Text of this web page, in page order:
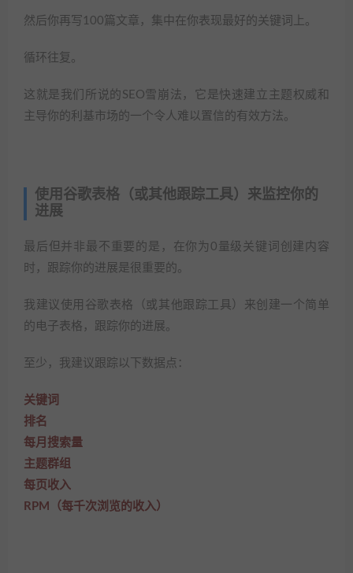
然后你再写100篇文章，集中在你表现最好的关键词上。
循环往复。
这就是我们所说的SEO雪崩法，它是快速建立主题权威和
主导你的利基市场的一个令人难以置信的有效方法。
使用谷歌表格（或其他跟踪工具）来监控你的
进展
最后但并非最不重要的是，在你为0量级关键词创建内容
时，跟踪你的进展是很重要的。
我建议使用谷歌表格（或其他跟踪工具）来创建一个简单
的电子表格，跟踪你的进展。
至少，我建议跟踪以下数据点：
关键词
排名
每月搜索量
主题群组
每页收入
RPM（每千次浏览的收入）